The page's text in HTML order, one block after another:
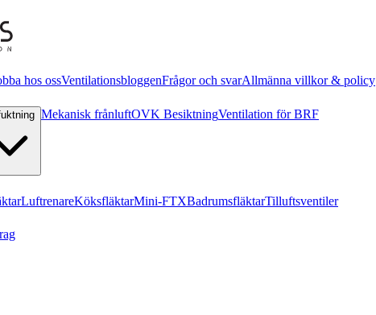
hos ossVentilationsbloggenFrågor och svarAllmänna villkor & policy
Mekanisk frånluftOVK BesiktningVentilation för BRF
LuftrenareKöksfläktarMini-FTXBadrumsfläktarTilluftsventiler